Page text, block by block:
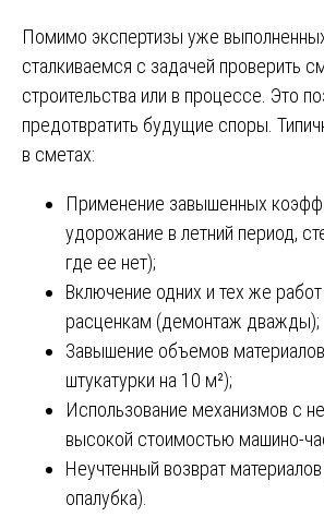
Помимо экспертизы уже
сталкиваемся с задачей проверить
строительства или в процессе. Это
предотвратить будущие споры.
в сметах:
Применение завышенных
удорожание в летний период,
где ее нет);
Включение одних и тех же
расценкам (демонтаж дважды);
Завышение объемов
штукатурки на 10 м²);
Использование механизмов с
высокой стоимостью машино-
Неучтенный возврат
опалубка).